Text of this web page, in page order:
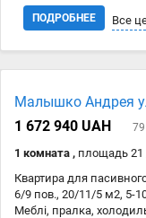
хвилин пішки • У
“Дитячий світ” •
ПОДРОБНЕЕ Все
28.02 bn.ua
Малышко Андрея
1 672 940 UAH
1 комната , площадь 21
Квартира для
6/9 пов., 20/11/5 м2, 5-
Меблі, пралка,